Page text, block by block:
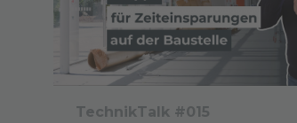
TechnikTalk #015